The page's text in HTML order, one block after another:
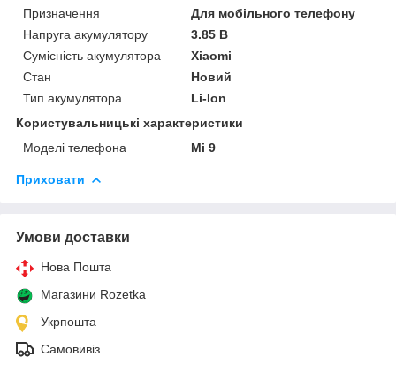
Призначення
Для мобільного телефону
Напруга акумулятору
3.85 В
Сумісність акумулятора
Xiaomi
Стан
Новий
Тип акумулятора
Li-Ion
Користувальницькі характеристики
Моделі телефона
Mi 9
Приховати
Умови доставки
Нова Пошта
Магазини Rozetka
Укрпошта
Самовивіз